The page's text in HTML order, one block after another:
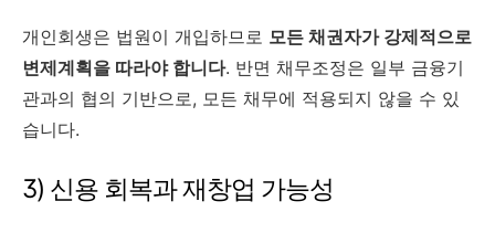
개인회생은 법원이 개입하므로 모든 채권자가 강제적으로
변제계획을 따라야 합니다. 반면 채무조정은 일부 금융기
관과의 협의 기반으로, 모든 채무에 적용되지 않을 수 있
습니다.
3) 신용 회복과 재창업 가능성